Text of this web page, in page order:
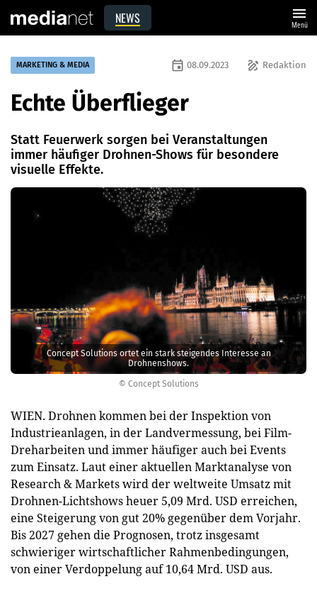
NEWS menu
Menü
© Concept Solutions
Concept Solutions ortet ein stark steigendes Interesse an
Drohnenshows.
MARKETING & MEDIA draw Redaktion
event 08.09.2023
Echte Überflieger
Statt Feuerwerk sorgen bei Veranstaltungen
immer häufiger Drohnen-Shows für besondere
visuelle Effekte.
WIEN. Drohnen kommen bei der Inspektion von
Industrieanlagen, in der Landvermessung, bei Film-
Dreharbeiten und immer häufiger auch bei Events
zum Einsatz. Laut einer aktuellen Marktanalyse von
Research & Markets wird der weltweite Umsatz mit
Drohnen-Lichtshows heuer 5,09 Mrd. USD erreichen,
eine Steigerung von gut 20% gegenüber dem Vorjahr.
Bis 2027 gehen die Prognosen, trotz insgesamt
schwieriger wirtschaftlicher Rahmenbedingungen,
von einer Verdoppelung auf 10,64 Mrd. USD aus.